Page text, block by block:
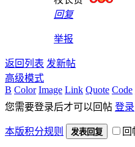
回复
举报
返回列表 发新帖
高级模式
B Color Image Link Quote Code
您需要登录后才可以回帖 登录
本版积分规则 发表回复 回